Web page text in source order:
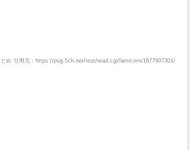
とめ 引用元：https://pug.5ch.net/test/read.cgi/famicom/1677807301/